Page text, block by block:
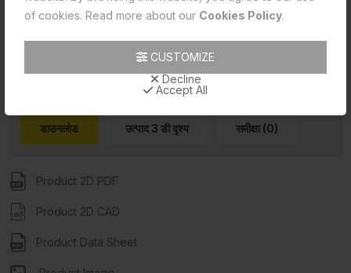
of cookies. Read more about our Cookies Policy.
CUSTOMIZE
Decline
Accept All
design, development and dimensions.
डाउनलोड उत्पाद 3 डी दृश्य समीक्षा (0)
Product 2D PDF
Product 2D CAD
Product Data Sheet